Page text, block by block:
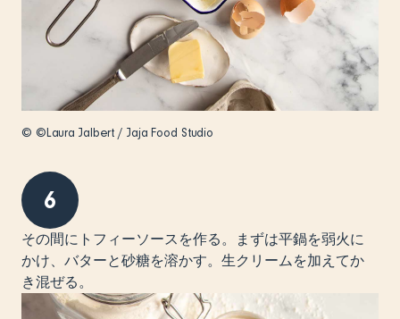
© ©Laura Jalbert / Jaja Food Studio
6
その間にトフィーソースを作る。まずは平鍋を弱火に
かけ、バターと砂糖を溶かす。生クリームを加えてか
き混ぜる。